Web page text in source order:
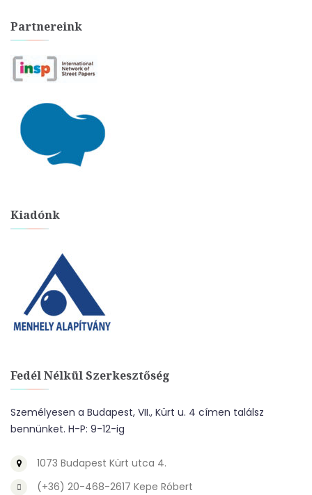
Partnereink
Kiadónk
Fedél Nélkül Szerkesztőség
Személyesen a Budapest, VII., Kürt u. 4 címen találsz
bennünket. H-P: 9-12-ig
1073 Budapest Kürt utca 4.
(+36) 20-468-2617 Kepe Róbert